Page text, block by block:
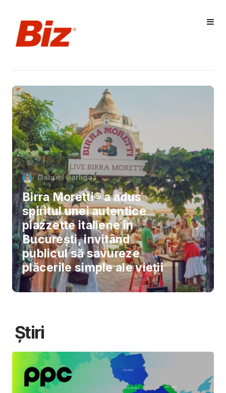
Gabriel Barliga
Birra Moretti® a adus
spiritul unei autentice
piazzette italiene în
București, invitând
publicul să savureze
plăcerile simple ale vieții
Știri